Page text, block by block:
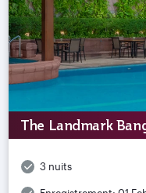
The Landmark
3 nuits